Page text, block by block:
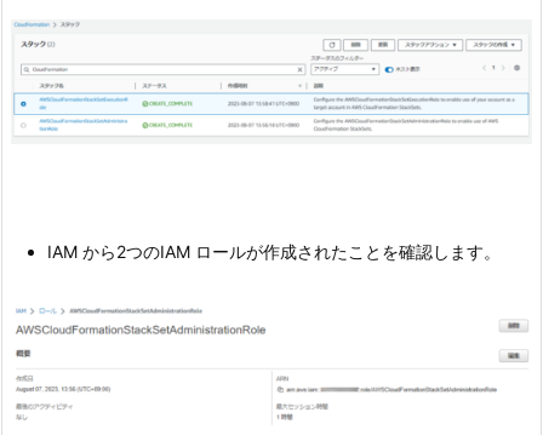
IAM から2つのIAM ロールが作成されたことを確認します。